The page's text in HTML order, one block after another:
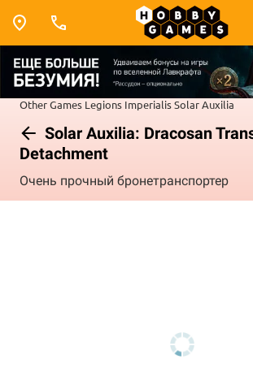
Other Games Legions ImperialisSolar Auxilia
Solar Auxilia: Dracosan
Detachment
Очень прочный бронетранспортер